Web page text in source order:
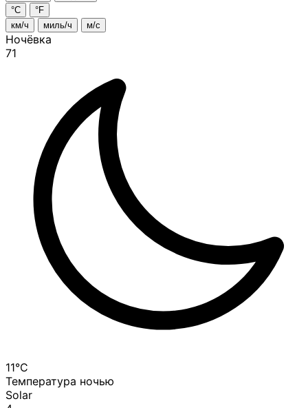
°C
°F
км/ч
миль/ч м/с
Ночёвка
71
11°C
Температура ночью
Solar